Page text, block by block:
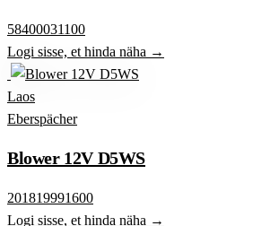
58400031100
Logi sisse, et hinda näha →
Laos
Eberspächer
Blower 12V D5WS
201819991600
Logi sisse, et hinda näha →